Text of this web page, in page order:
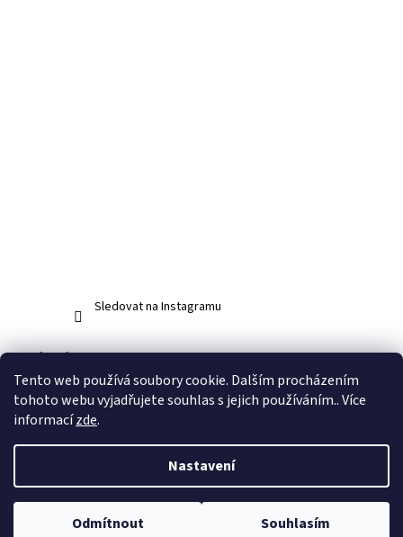
Tento web používá soubory cookie. Dalším procházením
tohoto webu vyjadřujete souhlas s jejich používáním.. Více
informacízde.
Nastavení
Odmítnout Souhlasím
Sledovat na Instagramu
Facebook
Copyright 2026www.abos.cz. Všechna práva vyhrazena.Upravit